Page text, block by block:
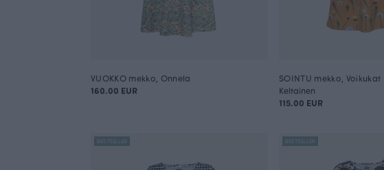
VUOKKO mekko, Onnela
160.00 EUR
SOINTU mekko, Voikukat
Keltainen
115.00 EUR
BESTSELLER BESTSELLER